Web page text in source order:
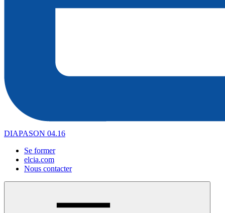
DIAPASON 04.16
Se former
elcia.com
Nous contacter